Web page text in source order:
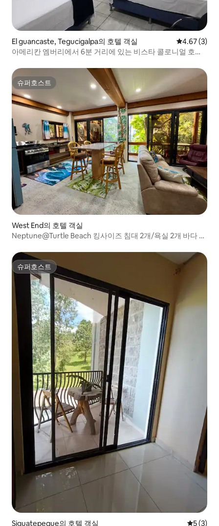
El guancaste, Tegucigalpa의 호텔 객실 평점 4.67점
4.67 (3)
아메리칸 엠버리에서 6분 거리에 있는 비스타 콜로니얼 호텔
슈퍼호스트
슈퍼호스트
West End의 호텔 객실
Neptune@Turtle Beach 킹사이즈 침대 2개/욕실 2개 바다 전
슈퍼호스트
슈퍼호스트
Siguatepeque의 호텔 객실 평점 5점
5 (3)